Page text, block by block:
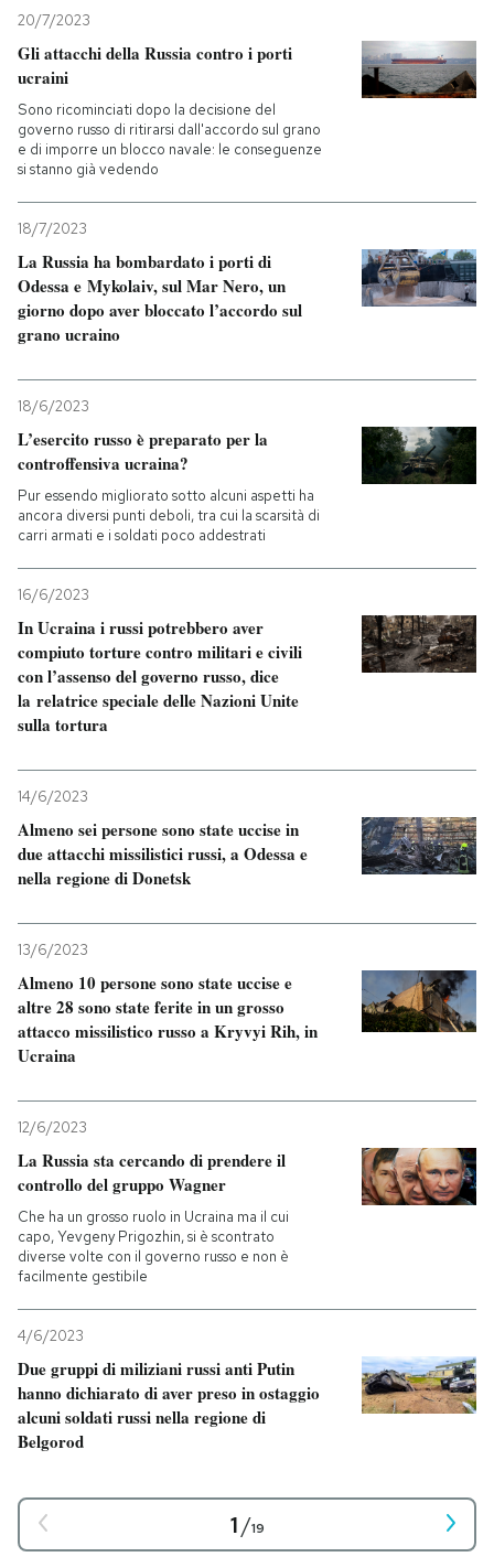
20/7/2023
Gli attacchi della Russia contro i porti
ucraini
Sono ricominciati dopo la decisione del
governo russo di ritirarsi dall'accordo sul grano
e di imporre un blocco navale: le conseguenze
si stanno già vedendo
18/7/2023
La Russia ha bombardato i porti di
Odessa e Mykolaiv, sul Mar Nero, un
giorno dopo aver bloccato l’accordo sul
grano ucraino
18/6/2023
L’esercito russo è preparato per la
controffensiva ucraina?
Pur essendo migliorato sotto alcuni aspetti ha
ancora diversi punti deboli, tra cui la scarsità di
carri armati e i soldati poco addestrati
16/6/2023
In Ucraina i russi potrebbero aver
compiuto torture contro militari e civili
con l’assenso del governo russo, dice
la relatrice speciale delle Nazioni Unite
sulla tortura
14/6/2023
Almeno sei persone sono state uccise in
due attacchi missilistici russi, a Odessa e
nella regione di Donetsk
13/6/2023
Almeno 10 persone sono state uccise e
altre 28 sono state ferite in un grosso
attacco missilistico russo a Kryvyi Rih, in
Ucraina
12/6/2023
La Russia sta cercando di prendere il
controllo del gruppo Wagner
Che ha un grosso ruolo in Ucraina ma il cui
capo, Yevgeny Prigozhin, si è scontrato
diverse volte con il governo russo e non è
facilmente gestibile
4/6/2023
Due gruppi di miliziani russi anti Putin
hanno dichiarato di aver preso in ostaggio
alcuni soldati russi nella regione di
Belgorod
1/19